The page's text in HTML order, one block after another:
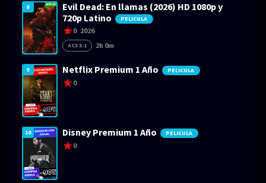
8
Evil Dead: En llamas (2026) HD 1080p y
720p Latino
PELICULA
0 2026
AC3 5.1 2h 0m
9 Netflix Premium 1 Año PELICULA
0
10 Disney Premium 1 Año PELICULA
0